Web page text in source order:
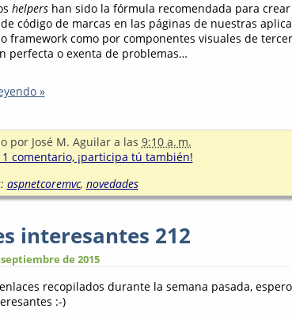
helpershan sido la fórmula recomendada para
código de marcas en las páginas de nuestras
framework como por componentes visuales de
perfecta o exenta de problemas…
»
por José M. Aguilar a las 9:10 a. m.
1 comentario, ¡participa tú también!
aspnetcoremvc, novedades
interesantes 212
de 2015
recopilados durante la semana pasada,
:-)